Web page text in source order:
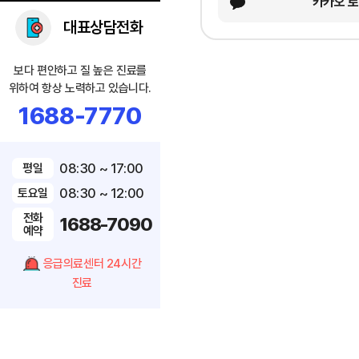
대표상담전화
보다 편안하고 질 높은 진료를
위하여 항상 노력하고 있습니다.
1688-7770
평일 08:30 ~ 17:00
토요일 08:30 ~ 12:00
전화
예약
1688-7090
응급의료센터 24시간
진료